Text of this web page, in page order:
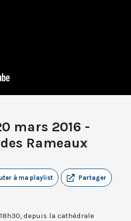
mars 2016 -
Rameaux
Partager
à ma playlist
depuis la cathédrale